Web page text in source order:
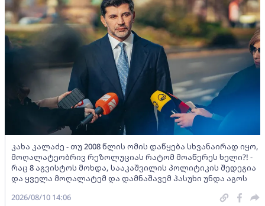
კახა კალაძე - თუ 2008 წლის ომის დაწყება სხვანაირად იყო,
მოღალატეობრივ რეზოლუციას რატომ მოაწერეს ხელი?! -
რაც 8 აგვისტოს მოხდა, სააკაშვილის პოლიტიკის შედეგია
და ყველა მოღალატემ და დამნაშავემ პასუხი უნდა აგოს
2026/08/10 14:06